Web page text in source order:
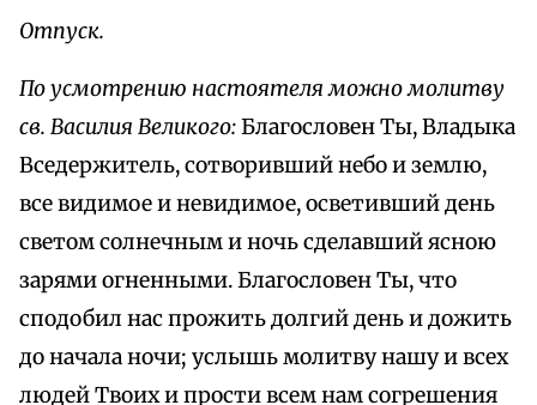
Отпуск.
По усмотрению настоятеля можно молитву
св. Василия Великого:Благословен Ты, Владыка
Вседержитель, сотворивший небо и землю,
все видимое и невидимое, осветивший день
светом солнечным и ночь сделавший ясною
зарями огненными. Благословен Ты, что
сподобил нас прожить долгий день и дожить
до начала ночи; услышь молитву нашу и всех
людей Твоих и прости всем нам согрешения